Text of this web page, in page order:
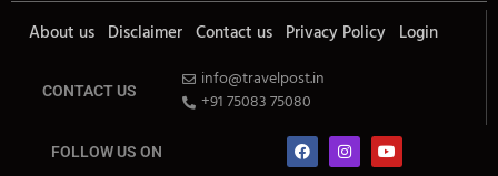
About us Disclaimer Contact us Privacy Policy Login
CONTACT US
info@travelpost.in
+91 75083 75080
FOLLOW US ON